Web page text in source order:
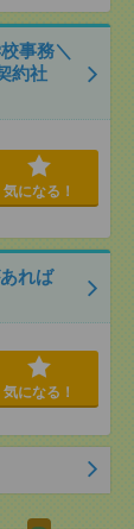
事務＼
約社
気になる！
れば
気になる！